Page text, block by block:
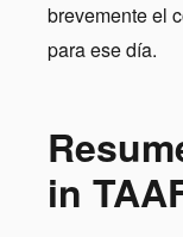
brevemente el
para ese día.
in